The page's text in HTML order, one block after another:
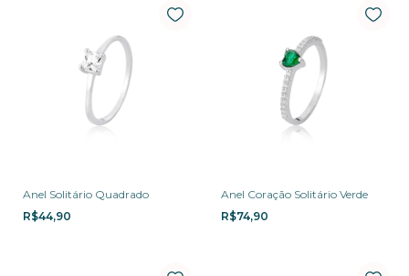
Anel Solitário Quadrado
R$44,90
Anel Coração Solitário Verde
R$74,90